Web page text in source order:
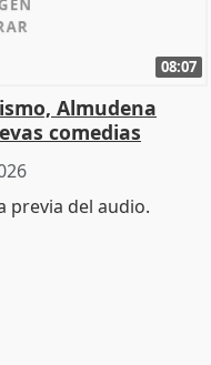
08:07
Almudena
comedias